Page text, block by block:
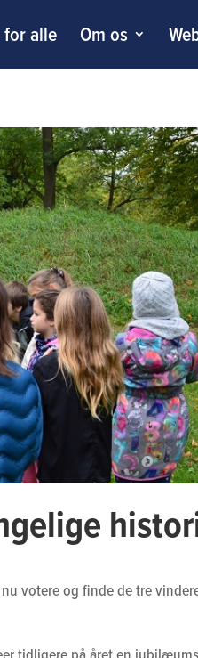
alle Om os
votere og finde de tre